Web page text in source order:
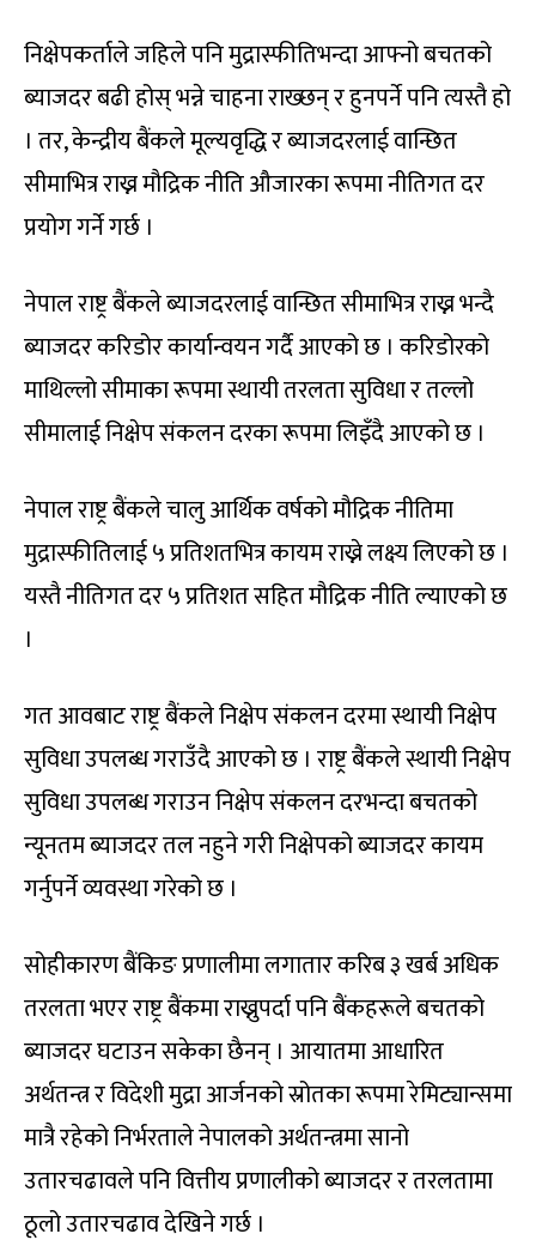
निक्षेपकर्ताले जहिले पनि मुद्रास्फीतिभन्दा आफ्नो बचतको
ब्याजदर बढी होस् भन्ने चाहना राख्छन् र हुनपर्ने पनि त्यस्तै हो
। तर, केन्द्रीय बैंकले मूल्यवृद्धि र ब्याजदरलाई वान्छित
सीमाभित्र राख्न मौद्रिक नीति औजारका रूपमा नीतिगत दर
प्रयोग गर्ने गर्छ ।
नेपाल राष्ट्र बैंकले ब्याजदरलाई वान्छित सीमाभित्र राख्न भन्दै
ब्याजदर करिडोर कार्यान्वयन गर्दै आएको छ । करिडोरको
माथिल्लो सीमाका रूपमा स्थायी तरलता सुविधा र तल्लो
सीमालाई निक्षेप संकलन दरका रूपमा लिइँदै आएको छ ।
नेपाल राष्ट्र बैंकले चालु आर्थिक वर्षको मौद्रिक नीतिमा
मुद्रास्फीतिलाई ५ प्रतिशतभित्र कायम राख्ने लक्ष्य लिएको छ ।
यस्तै नीतिगत दर ५ प्रतिशत सहित मौद्रिक नीति ल्याएको छ
।
गत आवबाट राष्ट्र बैंकले निक्षेप संकलन दरमा स्थायी निक्षेप
सुविधा उपलब्ध गराउँदै आएको छ । राष्ट्र बैंकले स्थायी निक्षेप
सुविधा उपलब्ध गराउन निक्षेप संकलन दरभन्दा बचतको
न्यूनतम ब्याजदर तल नहुने गरी निक्षेपको ब्याजदर कायम
गर्नुपर्ने व्यवस्था गरेको छ ।
सोहीकारण बैंकिङ प्रणालीमा लगातार करिब ३ खर्ब अधिक
तरलता भएर राष्ट्र बैंकमा राख्नुपर्दा पनि बैंकहरूले बचतको
ब्याजदर घटाउन सकेका छैनन् । आयातमा आधारित
अर्थतन्त्र र विदेशी मुद्रा आर्जनको स्रोतका रूपमा रेमिट्यान्समा
मात्रै रहेको निर्भरताले नेपालको अर्थतन्त्रमा सानो
उतारचढावले पनि वित्तीय प्रणालीको ब्याजदर र तरलतामा
ठूलो उतारचढाव देखिने गर्छ ।